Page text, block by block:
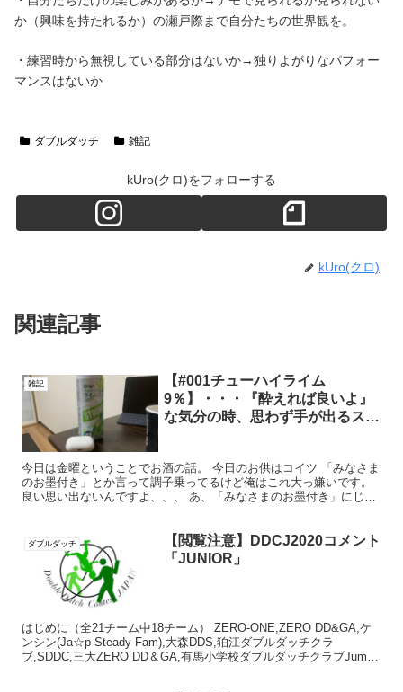
か（興味を持たれるか）の瀬戸際まで自分たちの世界観を。
・練習時から無視している部分はないか→独りよがりなパフォー
マンスはないか
ダブルダッチ 雑記
kUro(クロ)をフォローする
kUro(クロ)
関連記事
雑記
【#001チューハイライム
9％】・・・『酔えれば良いよ』
な気分の時、思わず手が出るスト
今日は金曜ということでお酒の話。 今日のお供はコイツ 「みなさま
のお墨付き」とか言って調子乗ってるけど俺はこれ大っ嫌いです。
良い思い出ないんですよ、、、 あ、「みなさまのお墨付き」にじゃ
ダブルダッチ
【閲覧注意】DDCJ2020コメント
「JUNIOR」
はじめに（全21チーム中18チーム） ZERO-ONE,ZERO DD&GA,ケ
ンシン(Ja☆p Steady Fam),大森DDS,狛江ダブルダッチクラ
ブ,SDDC,三大ZERO DD＆GA,有馬小学校ダブルダッチクラブJump